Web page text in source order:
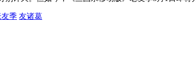
友季 友诸葛